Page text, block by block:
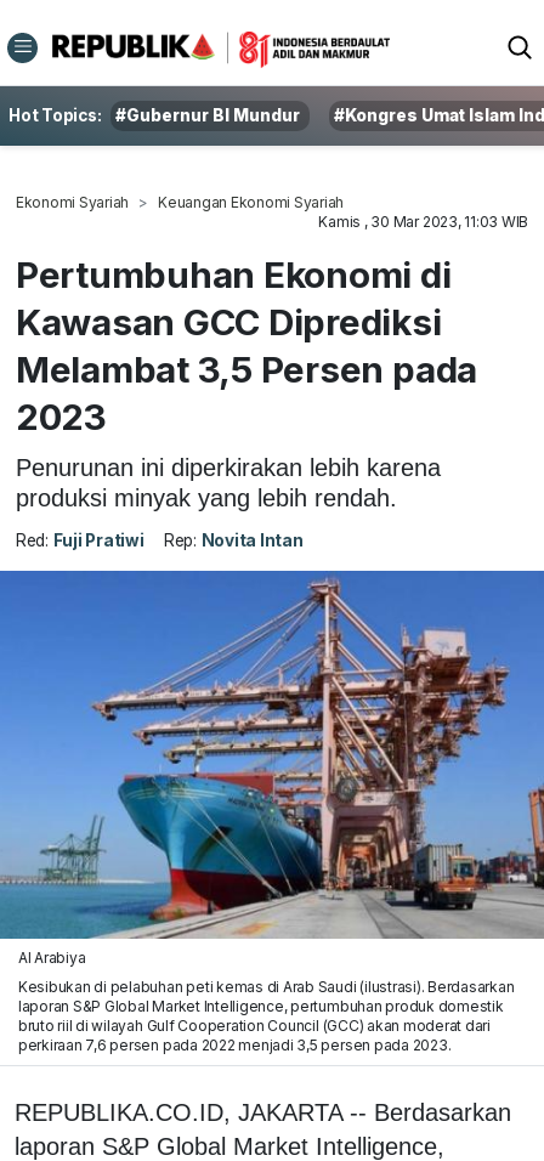
Hot Topics: #Gubernur BI Mundur #Kongres Umat Islam
Ekonomi Syariah
Keuangan Ekonomi Syariah
Kamis , 30 Mar 2023, 11:03 WIB
Pertumbuhan Ekonomi di
Kawasan GCC Diprediksi
Melambat 3,5 Persen pada
2023
Penurunan ini diperkirakan lebih karena
produksi minyak yang lebih rendah.
Red: Fuji Pratiwi Rep: Novita Intan
Al Arabiya
Kesibukan di pelabuhan peti kemas di Arab Saudi (ilustrasi). Berdasarkan
laporan S&P Global Market Intelligence, pertumbuhan produk domestik
bruto riil di wilayah Gulf Cooperation Council (GCC) akan moderat dari
perkiraan 7,6 persen pada 2022 menjadi 3,5 persen pada 2023.
REPUBLIKA.CO.ID, JAKARTA -- Berdasarkan
laporan S&P Global Market Intelligence,